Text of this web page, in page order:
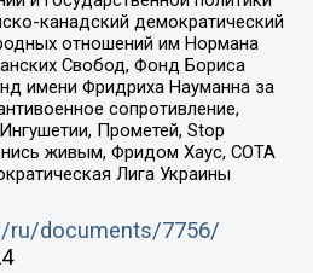
канадский демократический
отношений им Нормана
Свобод, Фонд Бориса
имени Фридриха Науманна за
сопротивление,
Прометей, Stop
живым, Фридом Хаус, СОТА
Лига Украины
ru/documents/7756/